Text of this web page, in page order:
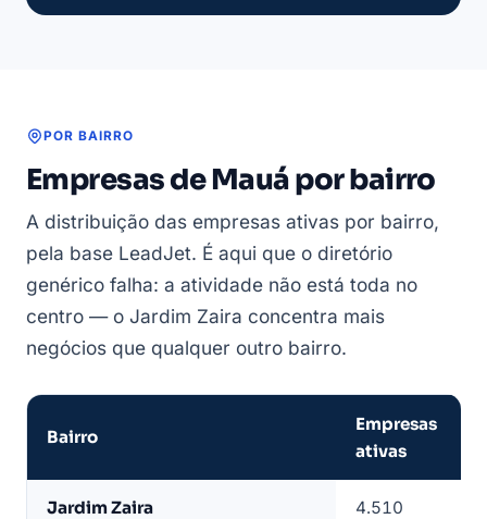
POR BAIRRO
Empresas de Mauá por bairro
A distribuição das empresas ativas por bairro,
pela base LeadJet. É aqui que o diretório
genérico falha: a atividade não está toda no
centro — o Jardim Zaira concentra mais
negócios que qualquer outro bairro.
Bairro
Empresas
ativas
Jardim Zaira 4.510